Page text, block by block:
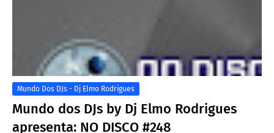
Mundo Dos DJs - Dj Elmo Rodrigues
Mundo dos DJs by Dj Elmo Rodrigues
apresenta: NO DISCO #248